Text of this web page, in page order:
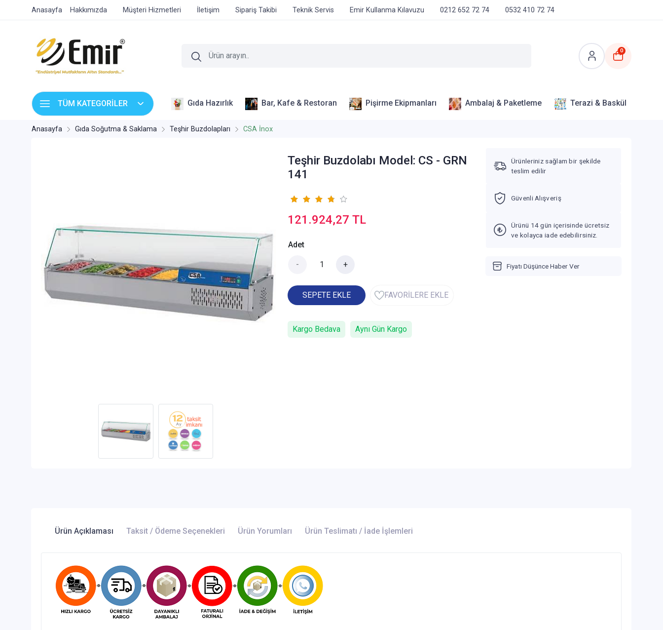
Anasayfa Hakkımızda Müşteri Hizmetleri İletişim Sipariş Takibi Teknik Servis Emir Kullanma Kılavuzu 0212 652 72 74 0532 410 72 74
0
TÜM KATEGORİLER Gıda Hazırlık Bar, Kafe & Restoran Pişirme Ekipmanları Ambalaj & Paketleme Terazi & Baskül
Anasayfa Gıda Soğutma & Saklama Teşhir Buzdolapları CSA İnox
Teşhir Buzdolabı Model: CS - GRN
141
121.924,27 TL
Adet
- +
SEPETE EKLE FAVORİLERE EKLE
Kargo Bedava Aynı Gün Kargo
Ürünleriniz sağlam bir şekilde
teslim edilir
Güvenli Alışveriş
Ürünü 14 gün içerisinde ücretsiz
ve kolayca iade edebilirsiniz.
Fiyatı Düşünce Haber Ver
Ürün Açıklaması Taksit / Ödeme Seçenekleri Ürün Yorumları Ürün Teslimatı / İade İşlemleri